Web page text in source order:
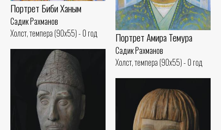
Портрет Биби Ханым
Садик Рахманов
Холст, темпера (90x55) - 0 год
Портрет Амира Темура
Садик Рахманов
Холст, темпера (90x55) - 0 год